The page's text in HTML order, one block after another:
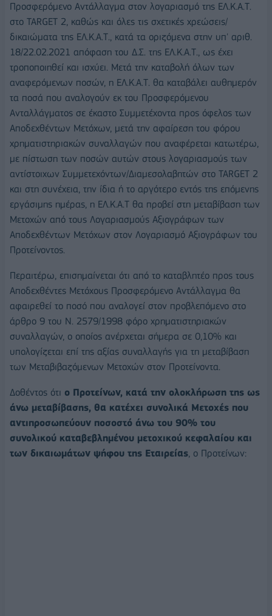
Προσφερόμενο Αντάλλαγμα στον λογαριασμό της ΕΛ.Κ.Α.Τ.
στο TARGET 2, καθώς και όλες τις σχετικές χρεώσεις/
δικαιώματα της ΕΛ.Κ.Α.Τ., κατά τα οριζόμενα στην υπ' αριθ.
18/22.02.2021 απόφαση του Δ.Σ. της ΕΛ.Κ.Α.Τ., ως έχει
τροποποιηθεί και ισχύει. Μετά την καταβολή όλων των
αναφερόμενων ποσών, η ΕΛ.Κ.Α.Τ. θα καταβάλει αυθημερόν
τα ποσά που αναλογούν εκ του Προσφερόμενου
Ανταλλάγματος σε έκαστο Συμμετέχοντα προς όφελος των
Αποδεχθέντων Μετόχων, μετά την αφαίρεση του φόρου
χρηματιστηριακών συναλλαγών που αναφέρεται κατωτέρω,
με πίστωση των ποσών αυτών στους λογαριασμούς των
αντίστοιχων Συμμετεχόντων/Διαμεσολαβητών στο TARGET 2
και στη συνέχεια, την ίδια ή το αργότερο εντός της επόμενης
εργάσιμης ημέρας, η ΕΛ.Κ.Α.Τ θα προβεί στη μεταβίβαση των
Μετοχών από τους Λογαριασμούς Αξιογράφων των
Αποδεχθέντων Μετόχων στον Λογαριασμό Αξιογράφων του
Προτείνοντος.
Περαιτέρω, επισημαίνεται ότι από το καταβλητέο προς τους
Αποδεχθέντες Μετόχους Προσφερόμενο Αντάλλαγμα θα
αφαιρεθεί το ποσό που αναλογεί στον προβλεπόμενο στο
άρθρο 9 του Ν. 2579/1998 φόρο χρηματιστηριακών
συναλλαγών, ο οποίος ανέρχεται σήμερα σε 0,10% και
υπολογίζεται επί της αξίας συναλλαγής για τη μεταβίβαση
των Μεταβιβαζόμενων Μετοχών στον Προτείνοντα.
Δοθέντος ότι ο Προτείνων, κατά την ολοκλήρωση της ως
άνω μεταβίβασης, θα κατέχει συνολικά Μετοχές που
αντιπροσωπεύουν ποσοστό άνω του 90% του
συνολικού καταβεβλημένου μετοχικού κεφαλαίου και
των δικαιωμάτων ψήφου της Εταιρείας , ο Προτείνων: